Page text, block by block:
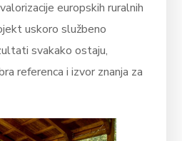
europskih ruralnih
uskoro službeno
svakako ostaju,
referenca i izvor znanja za